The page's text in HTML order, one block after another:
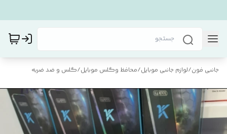
جانبی فون/لوازم جانبی موبایل/محافظ و‌گلس موبایل/گلس و ضد ضربه